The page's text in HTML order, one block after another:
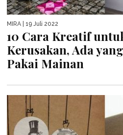
MIRA | 19 Juli 2022
10 Cara Kreatif
Kerusakan, Ada
Pakai Mainan